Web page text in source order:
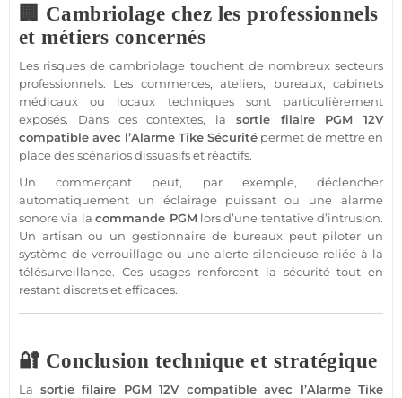
🏢 Cambriolage chez les professionnels
et métiers concernés
Les risques de cambriolage touchent de nombreux secteurs
professionnels. Les commerces, ateliers, bureaux,cabinets
médicaux ou locaux techniquessont particulièrement
exposés. Dans ces contextes, la sortie filaire PGM
12V
compatible avec l’Alarme Tike Sécurité permet de mettre en
place des scénarios dissuasifs et réactifs.
Un commerçant peut, par exemple, déclencher
automatiquement un éclairage puissant ou une alarme
sonore via lacommande PGMlors d’une tentative d’intrusion.
Un artisan ou un gestionnaire de bureaux peut piloter un
système de verrouillage ou une alerte silencieuse reliée à la
télésurveillance. Ces usages renforcent la sécuritétout en
restant discrets et efficaces.
🔐 Conclusion technique et stratégique
La sortie filaire PGM 12V compatibleavec l’AlarmeTike